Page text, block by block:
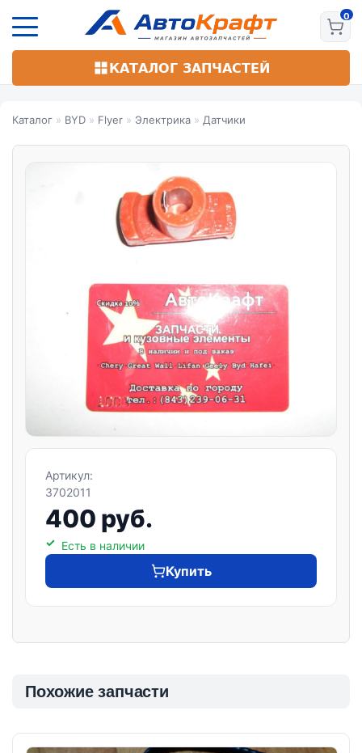
основному
КАТАЛОГ ЗАПЧАСТЕЙ
Каталог » BYD » Flyer » Электрика » Датчики
Артикул:
3702011
400 руб.
Есть в наличии
Купить
Похожие запчасти